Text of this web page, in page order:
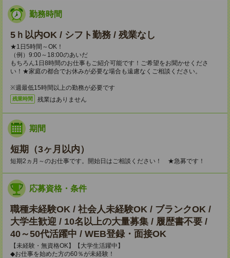
勤務時間
5ｈ以内OK / シフト勤務 / 残業なし
★1日5時間～OK！
（例）9:00～18:00のあいだ
もちろん1日8時間のお仕事もご紹介可能です！ご希望をお聞かせくださ
い！★家庭の都合でお休みが必要な場合も遠慮なくご相談ください。
※週最低15時間以上の勤務が必要です
残業時間 残業はありません
期間
短期（3ヶ月以内）
短期2ヵ月～のお仕事です。開始日はご相談ください！ ★急募です！
応募資格・条件
職種未経験OK / 社会人未経験OK / ブランクOK /
大学生歓迎 / 10名以上の大量募集 / 履歴書不要 /
40～50代活躍中 / WEB登録・面接OK
【未経験・無資格OK】【大学生活躍中】
◆お仕事を始めた方の60％が未経験！